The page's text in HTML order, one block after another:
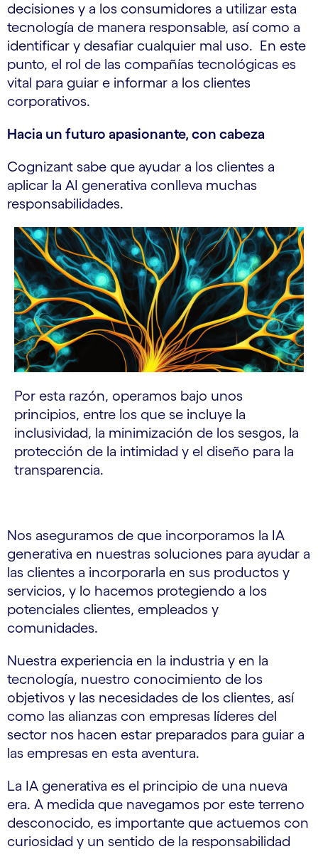
decisiones y a los consumidores a utilizar esta
tecnología de manera responsable, así como a
identificar y desafiar cualquier mal uso. En este
punto, el rol de las compañías tecnológicas es
vital para guiar e informar a los clientes
corporativos.
Hacia un futuro apasionante, con cabeza
Cognizant sabe que ayudar a los clientes a
aplicar la AI generativa conlleva muchas
responsabilidades.
Por esta razón, operamos bajo unos
principios, entre los que se incluye la
inclusividad, la minimización de los sesgos, la
protección de la intimidad y el diseño para la
transparencia.
Nos aseguramos de que incorporamos la IA
generativa en nuestras soluciones para ayudar a
las clientes a incorporarla en sus productos y
servicios, y lo hacemos protegiendo a los
potenciales clientes, empleados y
comunidades.
Nuestra experiencia en la industria y en la
tecnología, nuestro conocimiento de los
objetivos y las necesidades de los clientes, así
como las alianzas con empresas líderes del
sector nos hacen estar preparados para guiar a
las empresas en esta aventura.
La IA generativa es el principio de una nueva
era. A medida que navegamos por este terreno
desconocido, es importante que actuemos con
curiosidad y un sentido de la responsabilidad